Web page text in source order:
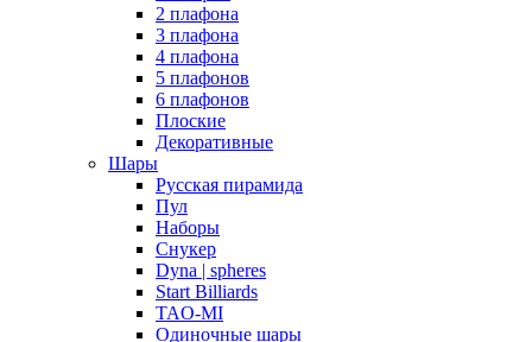
2 плафона
3 плафона
4 плафона
5 плафонов
6 плафонов
Плоские
Декоративные
Шары
Русская пирамида
Пул
Наборы
Снукер
Dyna | spheres
Start Billiards
TAO-MI
Одиночные шары